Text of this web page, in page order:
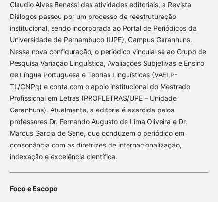
Claudio Alves Benassi das atividades editoriais, a Revista
Diálogos passou por um processo de reestruturação
institucional, sendo incorporada ao Portal de Periódicos da
Universidade de Pernambuco (UPE), Campus Garanhuns.
Nessa nova configuração, o periódico vincula-se ao Grupo de
Pesquisa Variação Linguística, Avaliações Subjetivas e Ensino
de Língua Portuguesa e Teorias Linguísticas (VAELP-
TL/CNPq) e conta com o apoio institucional do Mestrado
Profissional em Letras (PROFLETRAS/UPE – Unidade
Garanhuns). Atualmente, a editoria é exercida pelos
professores Dr. Fernando Augusto de Lima Oliveira e Dr.
Marcus Garcia de Sene, que conduzem o periódico em
consonância com as diretrizes de internacionalização,
indexação e excelência científica.
Foco e Escopo